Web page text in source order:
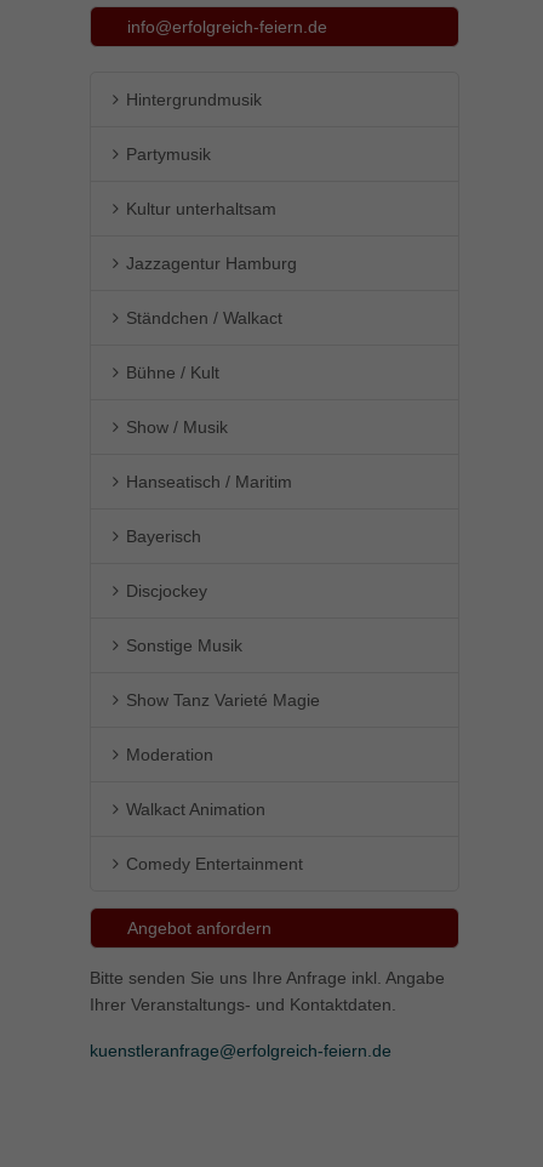
info@erfolgreich-feiern.de
Hintergrundmusik
Partymusik
Kultur unterhaltsam
Jazzagentur Hamburg
Ständchen / Walkact
Bühne / Kult
Show / Musik
Hanseatisch / Maritim
Bayerisch
Discjockey
Sonstige Musik
Show Tanz Varieté Magie
Moderation
Walkact Animation
Comedy Entertainment
Angebot anfordern
Bitte senden Sie uns Ihre Anfrage inkl. Angabe
Ihrer Veranstaltungs- und Kontaktdaten.
kuenstleranfrage@erfolgreich-feiern.de
Inhalte von Videoplattformen und Social-Media-Plattformen werden
standardmäßig blockiert. Wenn Cookies von externen Medien akzeptiert
powered by Borlabs Cookie